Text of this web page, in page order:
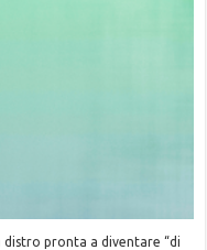
distro pronta a diventare “di